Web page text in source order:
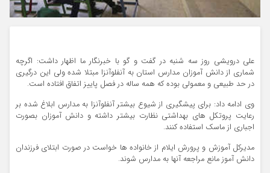
علی درویشی روز سه شنبه در گفت و گو با خبرنگار ما اظهار داشت: اگرچه
شماری از دانش آموزان مدارس استان به آنفلوآنزا مبتلا شده ولی این درگیری
در حد طبیعی و معمولی بوده که همه ساله در فصل پاییز اتفاق افتاده است.
وی ادامه داد: برای پیشگیری از شیوع بیشتر آنفلوآنزا به مدارس ابلاغ شده بر
رعایت پروتکل های بهداشتی نظارت بیشتر داشته و دانش آموزان بصورت
اجباری از ماسک استفاده کنند.
مدیرکل آموزش و پرورش ایلام از خانواده ها خواست در صورت ابتلای فرزندان
دانش آموز مانع مراجعه آنها به مدارس شوند.